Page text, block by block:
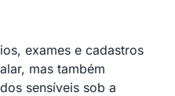
exames e cadastros
mas também
sensíveis sob a